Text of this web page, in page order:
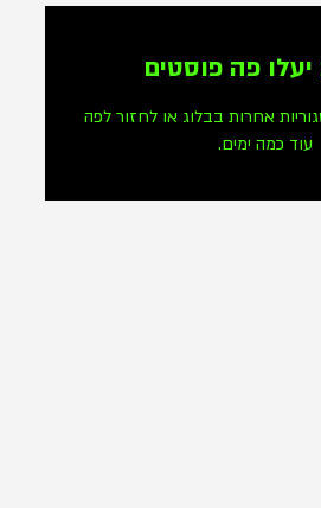
פה פוסטים
אחרות בבלוג או לחזור לפה
עוד כמה ימים.